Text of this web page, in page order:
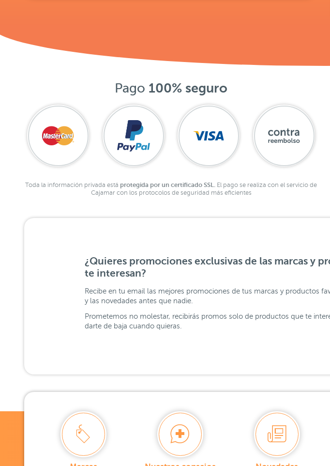
Pago 100% seguro
Toda la información privada está protegida por un certificado SSL.
El pago se realiza con el servicio de
Cajamar con los protocolos de seguridad más eficientes
¿Quieres promociones exclusivas de las marcas y
te interesan?
Recibe en tu email las mejores promociones de tus marcas y productos
y las novedades antes que nadie.
Prometemos no molestar, recibirás promos solo de productos que te
darte de baja cuando quieras.